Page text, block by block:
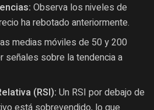
Observa los niveles de
ha rebotado anteriormente.
medias móviles de 50 y 200
señales sobre la tendencia a
(RSI): Un RSI por debajo de